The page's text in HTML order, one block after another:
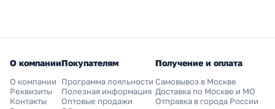
О компании
О компании
Реквизиты
Контакты
Покупателям
Программа лояльности
Полезная информация
Оптовые продажи
Получение и оплата
Самовывоз в Москве
Доставка по Москве и МО
Отправка в города России